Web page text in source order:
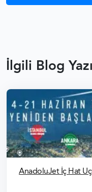
MALTA VIZE REDDI
MALTA VIZESI
SCHENGEN VIZESI
İlgili Blog
AnadoluJet İç Hat